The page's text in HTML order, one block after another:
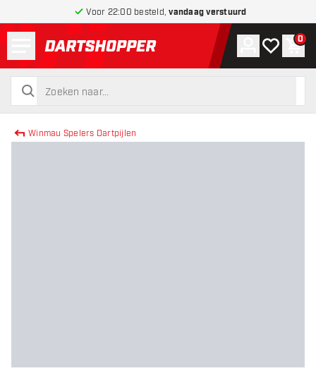
Voor 22:00 besteld,vandaag verstuurd
terug naar home pagina
zoeken
zoeken
Account
Mijn 0
Winmau Spelers Dartpijlen